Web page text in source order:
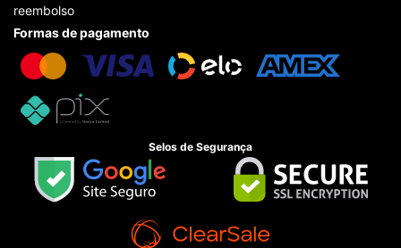
reembolso
Formas de pagamento
Selos de Segurança